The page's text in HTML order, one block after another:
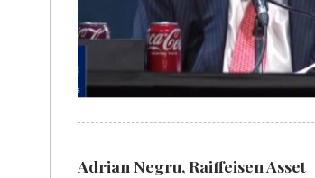
Adrian Negru, Raiffeisen Asset